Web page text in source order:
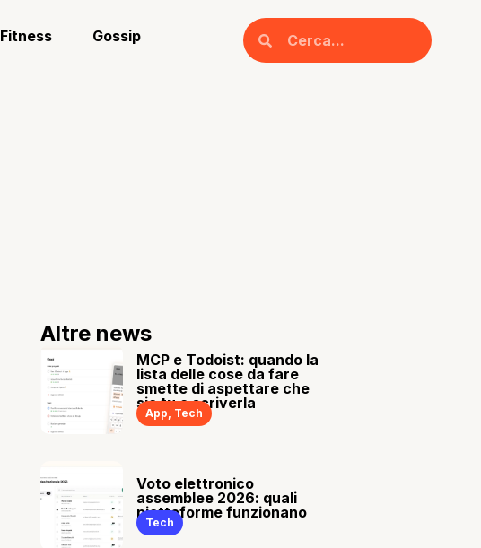
Fitness Gossip
Altre news
MCP e Todoist: quando la
lista delle cose da fare
smette di aspettare che
sia tu a scriverla
App, Tech
Voto elettronico
assemblee 2026: quali
piattaforme funzionano
Tech